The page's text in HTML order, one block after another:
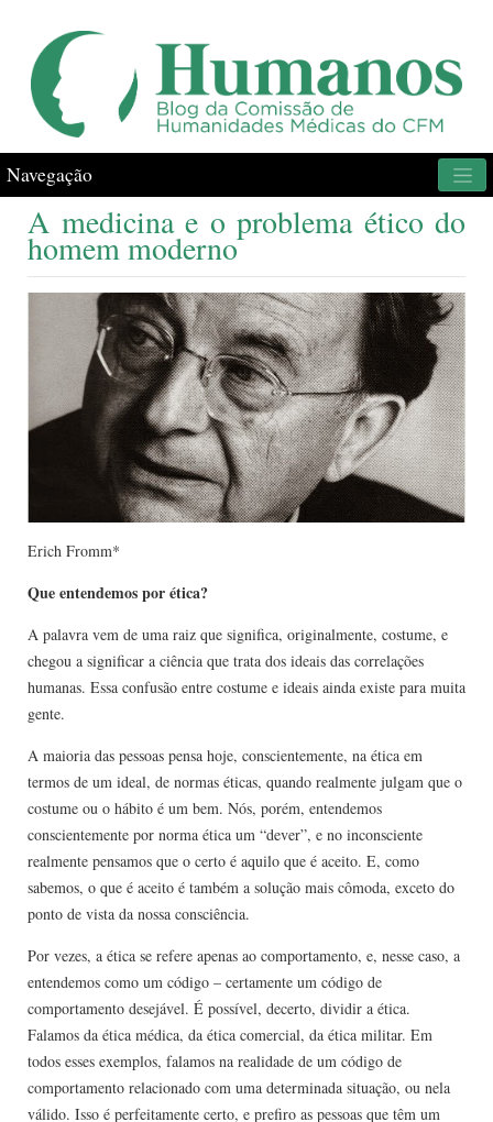
Navegação
A medicina e o problema ético do
homem moderno
Erich Fromm*
Que entendemos por ética?
A palavra vem de uma raiz que significa, originalmente, costume, e
chegou a significar a ciência que trata dos ideais das correlações
humanas. Essa confusão entre costume e ideais ainda existe para muita
gente.
A maioria das pessoas pensa hoje, conscientemente, na ética em
termos de um ideal, de normas éticas, quando realmente julgam que o
costume ou o hábito é um bem. Nós, porém, entendemos
conscientemente por norma ética um “dever”, e no inconsciente
realmente pensamos que o certo é aquilo que é aceito. E, como
sabemos, o que é aceito é também a solução mais cômoda, exceto do
ponto de vista da nossa consciência.
Por vezes, a ética se refere apenas ao comportamento, e, nesse caso, a
entendemos como um código – certamente um código de
comportamento desejável. É possível, decerto, dividir a ética.
Falamos da ética médica, da ética comercial, da ética militar. Em
todos esses exemplos, falamos na realidade de um código de
comportamento relacionado com uma determinada situação, ou nela
válido. Isso é perfeitamente certo, e prefiro as pessoas que têm um